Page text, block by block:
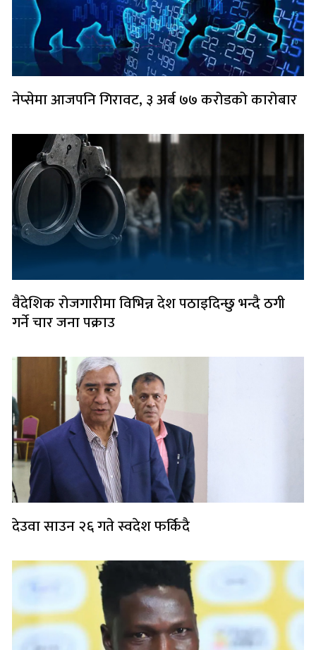
नेप्सेमा आजपनि गिरावट, ३ अर्ब ७७ करोडको कारोबार
वैदेशिक रोजगारीमा विभिन्न देश पठाइदिन्छु भन्दै ठगी
गर्ने चार जना पक्राउ
देउवा साउन २६ गते स्वदेश फर्किदै